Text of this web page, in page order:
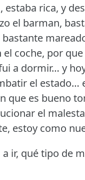
rica, y
el barman,
coche, por
a dormir… y
el estado…
que es bueno
el
estoy como
ir, qué tipo de